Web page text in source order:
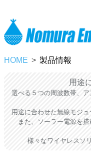
HOME 製品情報
用途
選べる５つの周波数帯、
用途に合わせた無線モジ
また、ソーラー電源を
様々なワイヤレスソ